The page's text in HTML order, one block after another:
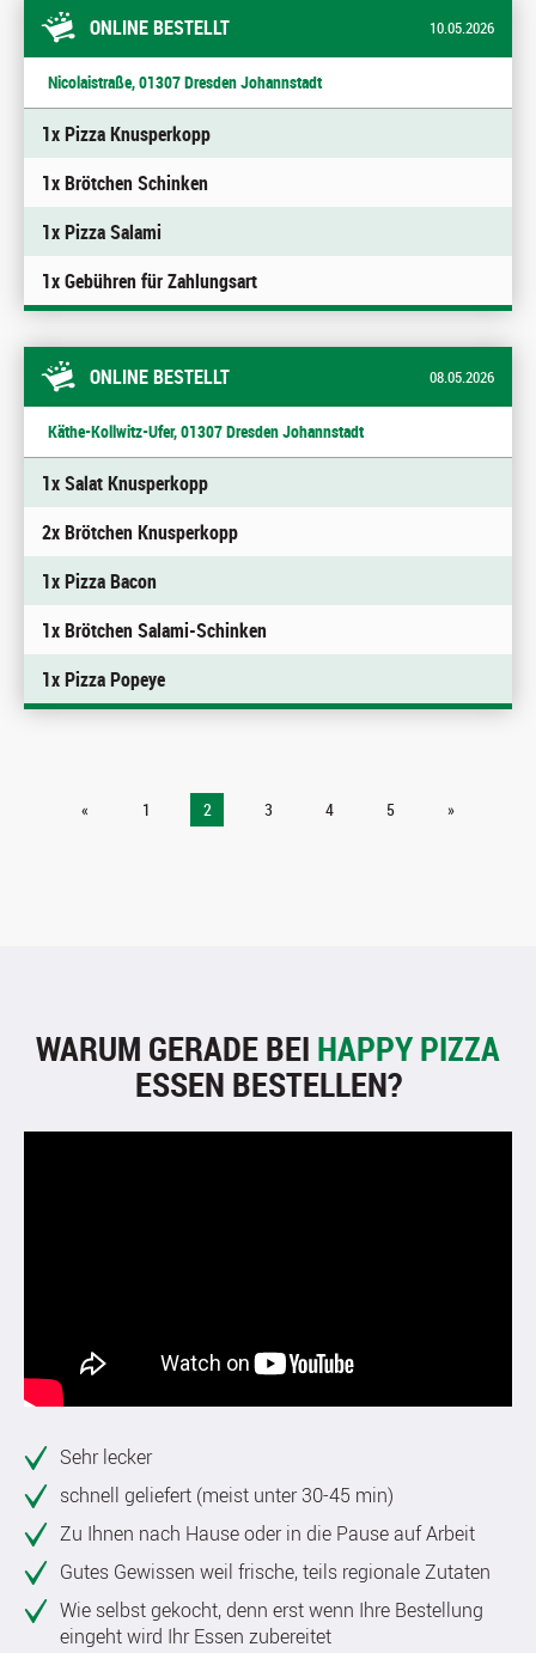
ONLINE BESTELLT 10.05.2026
Nicolaistraße, 01307 Dresden Johannstadt
1x Pizza Knusperkopp
1x Brötchen Schinken
1x Pizza Salami
1x Gebühren für Zahlungsart
ONLINE BESTELLT 08.05.2026
Käthe-Kollwitz-Ufer, 01307 Dresden Johannstadt
1x Salat Knusperkopp
2x Brötchen Knusperkopp
1x Pizza Bacon
1x Brötchen Salami-Schinken
1x Pizza Popeye
« 1 2 3 4 5 »
WARUM GERADE BEI HAPPY PIZZA
ESSEN BESTELLEN?
Sehr lecker
schnell geliefert (meist unter 30-45 min)
Zu Ihnen nach Hause oder in die Pause auf Arbeit
Gutes Gewissen weil frische, teils regionale Zutaten
Wie selbst gekocht, denn erst wenn Ihre Bestellung
eingeht wird Ihr Essen zubereitet